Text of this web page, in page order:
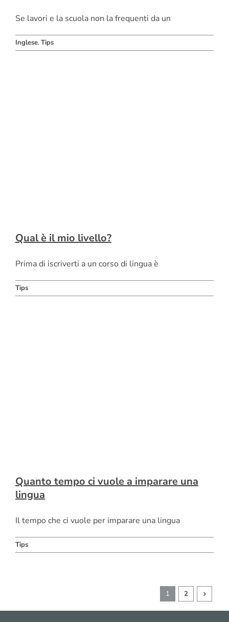
Se lavori e la scuola non la frequenti da un
Inglese,Tips
Qual è il mio livello?
Prima di iscriverti a un corso di lingua è
Tips
Quanto tempo ci vuole a imparare una
lingua
Il tempo che ci vuole per imparare una lingua
Tips
1 2